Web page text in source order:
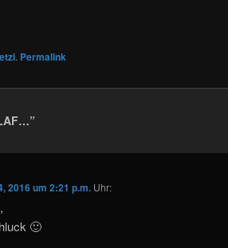
. Permalink
”
2016 um 2:21 p.m. Uhr:
🙂